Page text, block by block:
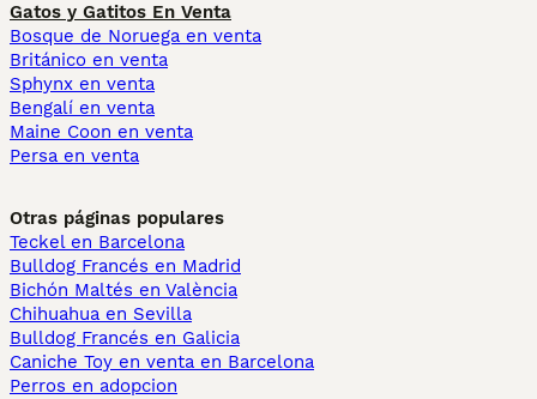
Gatos y Gatitos En Venta
Bosque de Noruega en venta
Británico en venta
Sphynx en venta
Bengalí en venta
Maine Coon en venta
Persa en venta
Otras páginas populares
Teckel en Barcelona
Bulldog Francés en Madrid
Bichón Maltés en València
Chihuahua en Sevilla
Bulldog Francés en Galicia
Caniche Toy en venta en Barcelona
Perros en adopcion